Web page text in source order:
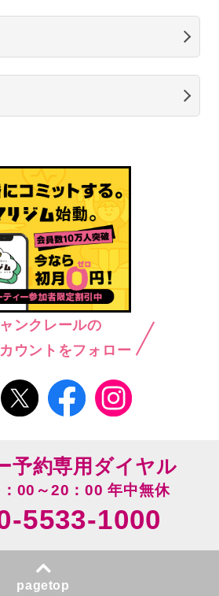
ンクレールの
ウントをフォロー
予約専用ダイヤル
00～20：00 年中無休
5533-1000
pagetop